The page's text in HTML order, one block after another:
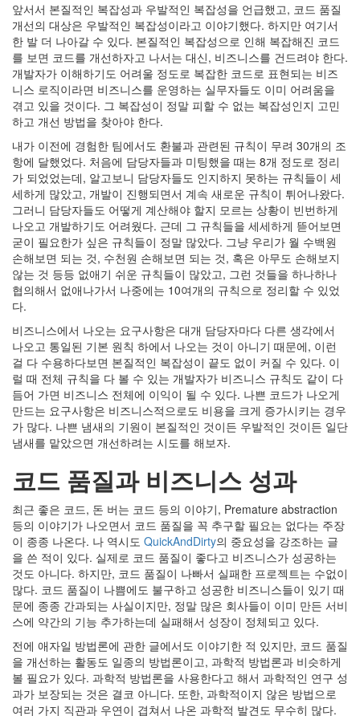
앞서서 본질적인 복잡성과 우발적인 복잡성을 언급했고, 코드 품질
개선의 대상은 우발적인 복잡성이라고 이야기했다. 하지만 여기서
한 발 더 나아갈 수 있다. 본질적인 복잡성으로 인해 복잡해진 코드
를 보면 코드를 개선하자고 나서는 대신, 비즈니스를 건드려야 한다.
개발자가 이해하기도 어려울 정도로 복잡한 코드로 표현되는 비즈
니스 로직이라면 비즈니스를 운영하는 실무자들도 이미 어려움을
겪고 있을 것이다. 그 복잡성이 정말 피할 수 없는 복잡성인지 고민
하고 개선 방법을 찾아야 한다.
내가 이전에 경험한 팀에서도 환불과 관련된 규칙이 무려 30개의 조
항에 달했었다. 처음에 담당자들과 미팅했을 때는 8개 정도로 정리
가 되었었는데, 알고보니 담당자들도 인지하지 못하는 규칙들이 세
세하게 많았고, 개발이 진행되면서 계속 새로운 규칙이 튀어나왔다.
그러니 담당자들도 어떻게 계산해야 할지 모르는 상황이 빈번하게
나오고 개발하기도 어려웠다. 근데 그 규칙들을 세세하게 뜯어보면
굳이 필요한가 싶은 규칙들이 정말 많았다. 그냥 우리가 월 수백원
손해보면 되는 것, 수천원 손해보면 되는 것, 혹은 아무도 손해보지
않는 것 등등 없애기 쉬운 규칙들이 많았고, 그런 것들을 하나하나
협의해서 없애나가서 나중에는 10여개의 규칙으로 정리할 수 있었
다.
비즈니스에서 나오는 요구사항은 대개 담당자마다 다른 생각에서
나오고 통일된 기본 원칙 하에서 나오는 것이 아니기 때문에, 이런
걸 다 수용하다보면 본질적인 복잡성이 끝도 없이 커질 수 있다. 이
럴 때 전체 규칙을 다 볼 수 있는 개발자가 비즈니스 규칙도 같이 다
듬어 가면 비즈니스 전체에 이익이 될 수 있다. 나쁜 코드가 나오게
만드는 요구사항은 비즈니스적으로도 비용을 크게 증가시키는 경우
가 많다. 나쁜 냄새의 기원이 본질적인 것이든 우발적인 것이든 일단
냄새를 맡았으면 개선하려는 시도를 해보자.
코드 품질과 비즈니스 성과
최근 좋은 코드, 돈 버는 코드 등의 이야기, Premature abstraction
등의 이야기가 나오면서 코드 품질을 꼭 추구할 필요는 없다는 주장
이 종종 나온다. 나 역시도 QuickAndDirty의 중요성을 강조하는 글
을 쓴 적이 있다. 실제로 코드 품질이 좋다고 비즈니스가 성공하는
것도 아니다. 하지만, 코드 품질이 나빠서 실패한 프로젝트는 수없이
많다. 코드 품질이 나쁨에도 불구하고 성공한 비즈니스들이 있기 때
문에 종종 간과되는 사실이지만, 정말 많은 회사들이 이미 만든 서비
스에 약간의 기능 추가하는데 실패해서 성장이 정체되고 있다.
전에 애자일 방법론에 관한 글에서도 이야기한 적 있지만, 코드 품질
을 개선하는 활동도 일종의 방법론이고, 과학적 방법론과 비슷하게
볼 필요가 있다. 과학적 방법론을 사용한다고 해서 과학적인 연구 성
과가 보장되는 것은 결코 아니다. 또한, 과학적이지 않은 방법으로
여러 가지 직관과 우연이 겹쳐서 나온 과학적 발견도 무수히 많다.